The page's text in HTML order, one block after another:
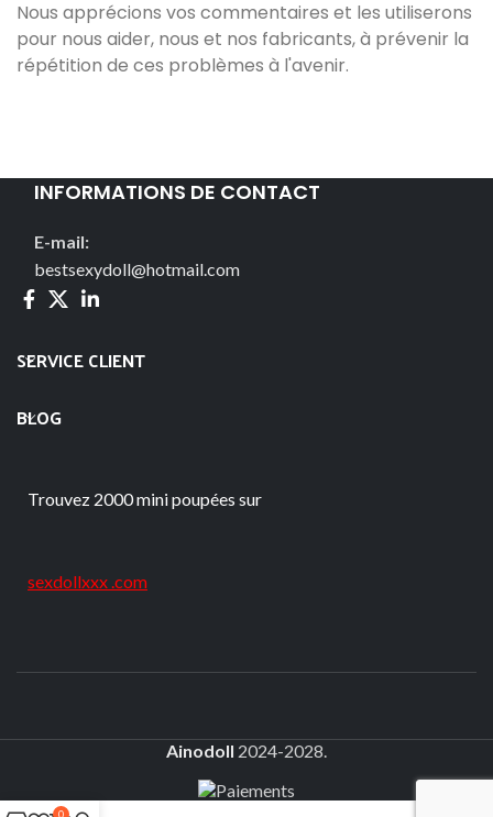
Nous apprécions vos commentaires et les utiliserons
pour nous aider, nous et nos fabricants, à prévenir la
répétition de ces problèmes à l'avenir.
INFORMATIONS DE CONTACT
E-mail:
bestsexydoll@hotmail.com
SERVICE CLIENT
BLOG
Trouvez 2000 mini poupées sur
sexdollxxx .com
Ainodoll 2024-2028.
0